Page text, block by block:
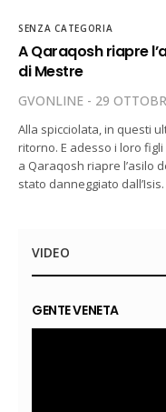
SENZA CATEGORIA
A Qaraqosh riapre
di Mestre
GVONLINE 29
Alla spicciolata, in questi
ritorno. E adesso i loro
a Qaraqosh riapre l’asilo
stato danneggiato
VIDEO
GENTE VENETA